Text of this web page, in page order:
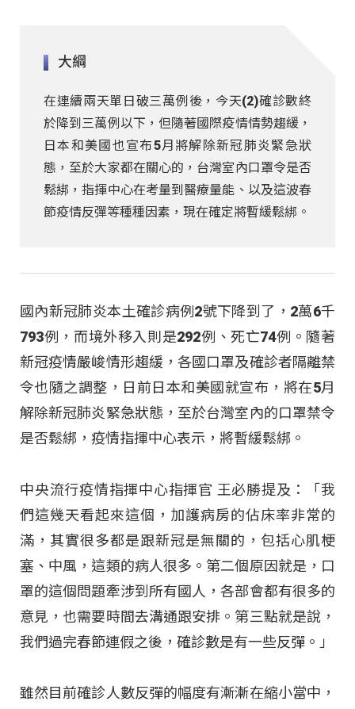
大綱
在連續兩天單日破三萬例後，今天(2)確診數終
於降到三萬例以下，但隨著國際疫情情勢趨緩，
日本和美國也宣布5月將解除新冠肺炎緊急狀
態，至於大家都在關心的，台灣室內口罩令是否
鬆綁，指揮中心在考量到醫療量能、以及這波春
節疫情反彈等種種因素，現在確定將暫緩鬆綁。
國內新冠肺炎本土確診病例2號下降到了，2萬6千
793例，而境外移入則是292例、死亡74例。隨著
新冠疫情嚴峻情形趨緩，各國口罩及確診者隔離禁
令也隨之調整，日前日本和美國就宣布，將在5月
解除新冠肺炎緊急狀態，至於台灣室內的口罩禁令
是否鬆綁，疫情指揮中心表示，將暫緩鬆綁。
中央流行疫情指揮中心指揮官 王必勝提及：「我
們這幾天看起來這個，加護病房的佔床率非常的
滿，其實很多都是跟新冠是無關的，包括心肌梗
塞、中風，這類的病人很多。第二個原因就是，口
罩的這個問題牽涉到所有國人，各部會都有很多的
意見，也需要時間去溝通跟安排。第三點就是說，
我們過完春節連假之後，確診數是有一些反彈。」
雖然目前確診人數反彈的幅度有漸漸在縮小當中，